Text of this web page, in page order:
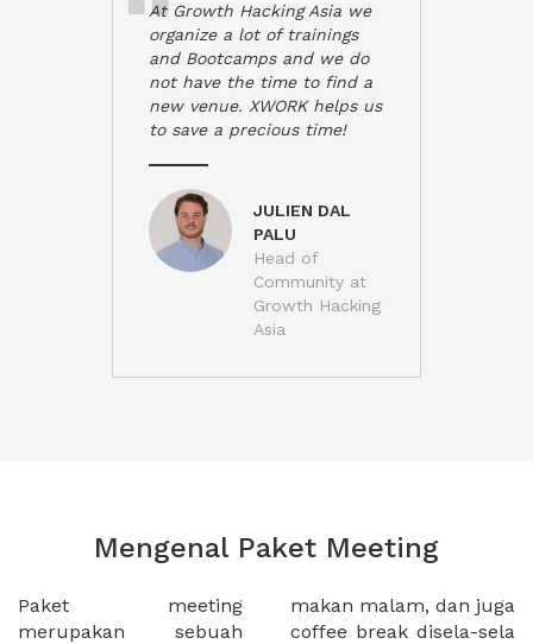
At Growth Hacking Asia we
organize a lot of trainings
and Bootcamps and we do
not have the time to find a
new venue. XWORK helps us
to save a precious time!
JULIEN DAL
PALU
Head of
Community at
Growth Hacking
Asia
Mengenal Paket Meeting
Paket meeting
merupakan sebuah
makan malam, dan juga
coffee break disela-sela